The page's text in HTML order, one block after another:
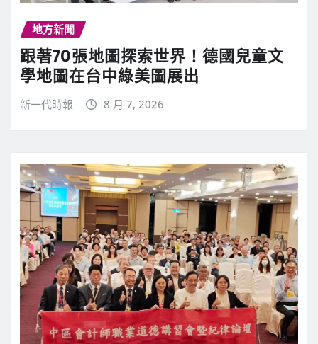
地方新聞
跟著70張地圖探索世界！德國兒童文
學地圖在台中綠美圖展出
新一代時報 8 月 7, 2026